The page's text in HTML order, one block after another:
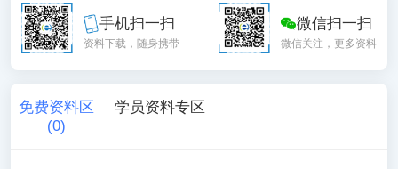
手机扫一扫
资料下载，随身携带
微信扫一扫
微信关注，更多资料
免费资料区
(0)
学员资料专区